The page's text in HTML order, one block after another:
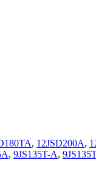
, 12JSD200A,
, 9JS135T-A,